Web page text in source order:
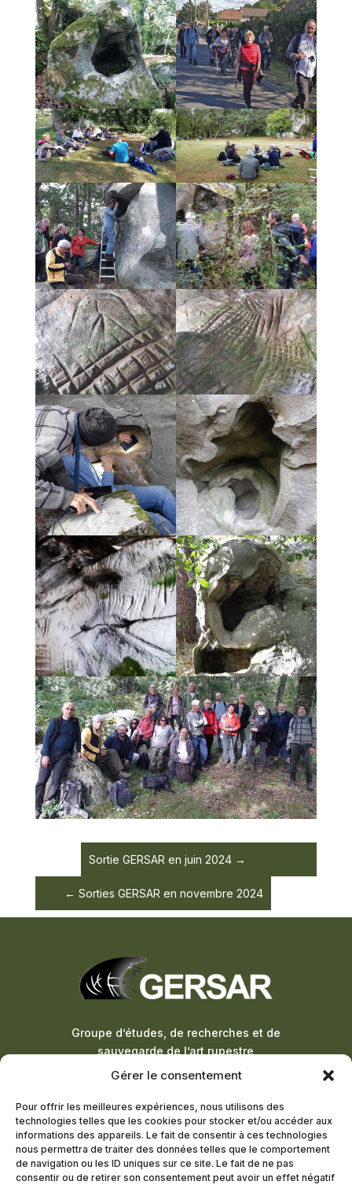
Gérer le consentement
Pour offrir les meilleures expériences, nous utilisons des
technologies telles que les cookies pour stocker et/ou accéder aux
informations des appareils. Le fait de consentir à ces technologies
nous permettra de traiter des données telles que le comportement
de navigation ou les ID uniques sur ce site. Le fait de ne pas
consentir ou de retirer son consentement peut avoir un effet négatif
Sortie GERSAR en juin 2024
Sorties GERSAR en novembre 2024
Groupe d’études, de recherches et de
sauvegarde de l’art rupestre
D’INFORMATION
DEVENIR MEMBRE